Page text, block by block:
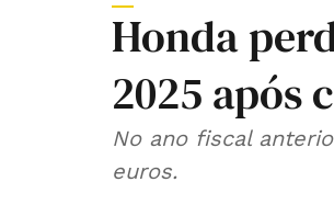
Honda
2025 após
No ano fiscal
euros.